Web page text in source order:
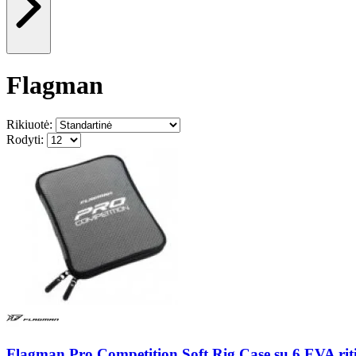
Flagman
Rikiuotė:
Rodyti: